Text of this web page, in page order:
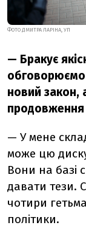
ФОТО ДМИТРА ЛАРІНА, УП
— Бракує
новий закон,
— У мене
може цю
Вони на базі
давати тези.
чотири
політики.